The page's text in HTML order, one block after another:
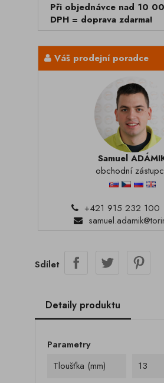
Při objednávce nad 10
DPH = doprava zdarma!
Váš prodejní poradce
Samuel
obchodní
+421 915 232 100
Sdílet
Detaily produktu
Parametry
Tloušťka (mm)
13